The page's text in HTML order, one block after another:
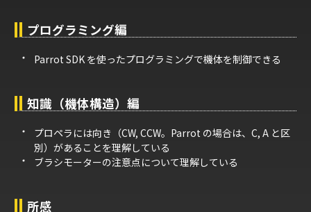
プログラミング編
Parrot SDK を使ったプログラミングで機体を制御できる
知識（機体構造）編
プロペラには向き（CW, CCW。Parrot の場合は、C, A と区
別）があることを理解している
ブラシモーターの注意点について理解している
所感